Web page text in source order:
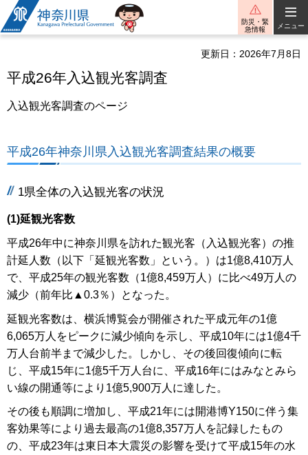
神奈川県
防災・緊
急情報
メニュー
更新日：2026年7月8日
平成26年入込観光客調査
入込観光客調査のページ
平成26年神奈川県入込観光客調査結果の概要
1県全体の入込観光客の状況
(1)延観光客数
平成26年中に神奈川県を訪れた観光客（入込観光客）の推
計延人数（以下「延観光客数」という。）は1億8,410万人
で、平成25年の観光客数（1億8,459万人）に比べ49万人の
減少（前年比▲0.3％）となった。
延観光客数は、横浜博覧会が開催された平成元年の1億
6,065万人をピークに減少傾向を示し、平成10年には1億4千
万人台前半まで減少した。しかし、その後回復傾向に転
じ、平成15年に1億5千万人台に、平成16年にはみなとみら
い線の開通等により1億5,900万人に達した。
その後も順調に増加し、平成21年には開港博Y150に伴う集
客効果等により過去最高の1億8,357万人を記録したもの
の、平成23年は東日本大震災の影響を受けて平成15年の水